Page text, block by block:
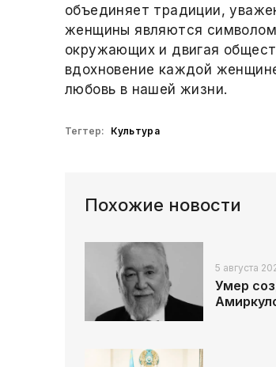
объединяет традиции,
женщины являются
окружающих и двигая
вдохновение каждой
любовь в нашей жизни.
Тегтер: Культура
Похожие новости
5 августа
Умер